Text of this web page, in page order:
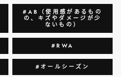
#AB（使用感があるもの
の、キズやダメージが少
ないもの）
#RWA
#オールシーズン